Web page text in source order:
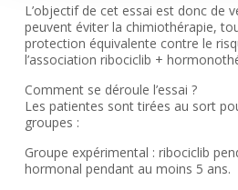
L’objectif de cet essai est donc de
peuvent éviter la chimiothérapie,
protection équivalente contre le
l’association ribociclib +
Comment se déroule l’essai ?
Les patientes sont tirées au sort
groupes :
Groupe expérimental : ribociclib
hormonal pendant au moins 5 ans.